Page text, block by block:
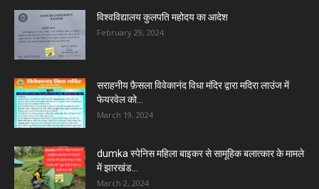
विश्वविद्यालय कुलपति महोदय का आदेश
February 29, 2024
सराहनीय फ़ैसला विवेकानंद विधा मंदिर द्वारा मदिरा लाउंज में
फेयरवेल को...
March 19, 2024
dumka स्पेनिस महिला बाइकर से सामूहिक बलात्कार के मामले
में झारखंड...
March 2, 2024